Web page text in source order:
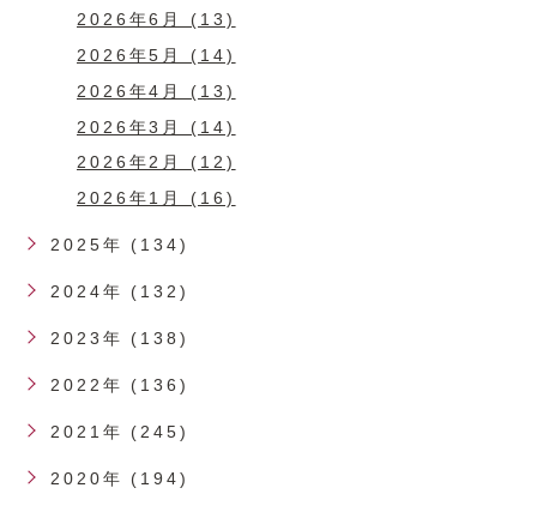
2026年6月 (13)
2026年5月 (14)
2026年4月 (13)
2026年3月 (14)
2026年2月 (12)
2026年1月 (16)
2025年 (134)
2024年 (132)
2023年 (138)
2022年 (136)
2021年 (245)
2020年 (194)